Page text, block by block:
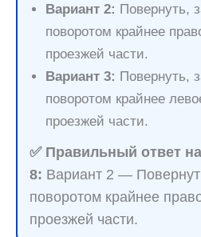
Вариант 2: Повернуть,
поворотом крайнее
проезжей части.
Вариант 3: Повернуть,
поворотом крайнее
проезжей части.
✅ Правильный ответ
8: Вариант 2 —
поворотом крайнее
проезжей части.